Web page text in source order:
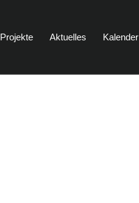
Projekte Aktuelles Kalender